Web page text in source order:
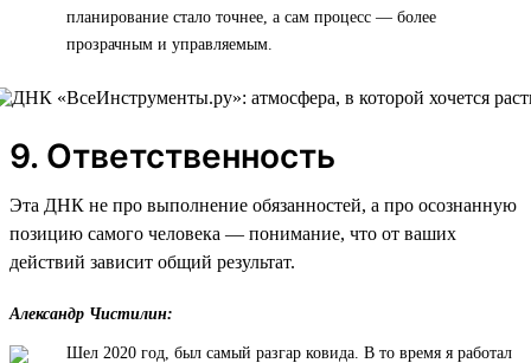
планирование стало точнее, а сам процесс — более
прозрачным и управляемым.
9. Ответственность
Эта ДНК не про выполнение обязанностей, а про осознанную
позицию самого человека — понимание, что от ваших
действий зависит общий результат.
Александр Чистилин:
Шел 2020 год, был самый разгар ковида. В то время я работал